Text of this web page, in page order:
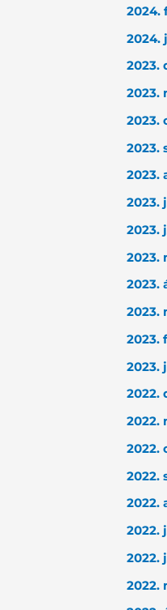
2024.
2024.
2023.
2023.
2023.
2023.
2023.
2023.
2023.
2023.
2023.
2023.
2023.
2023.
2022.
2022.
2022.
2022.
2022.
2022.
2022.
2022.